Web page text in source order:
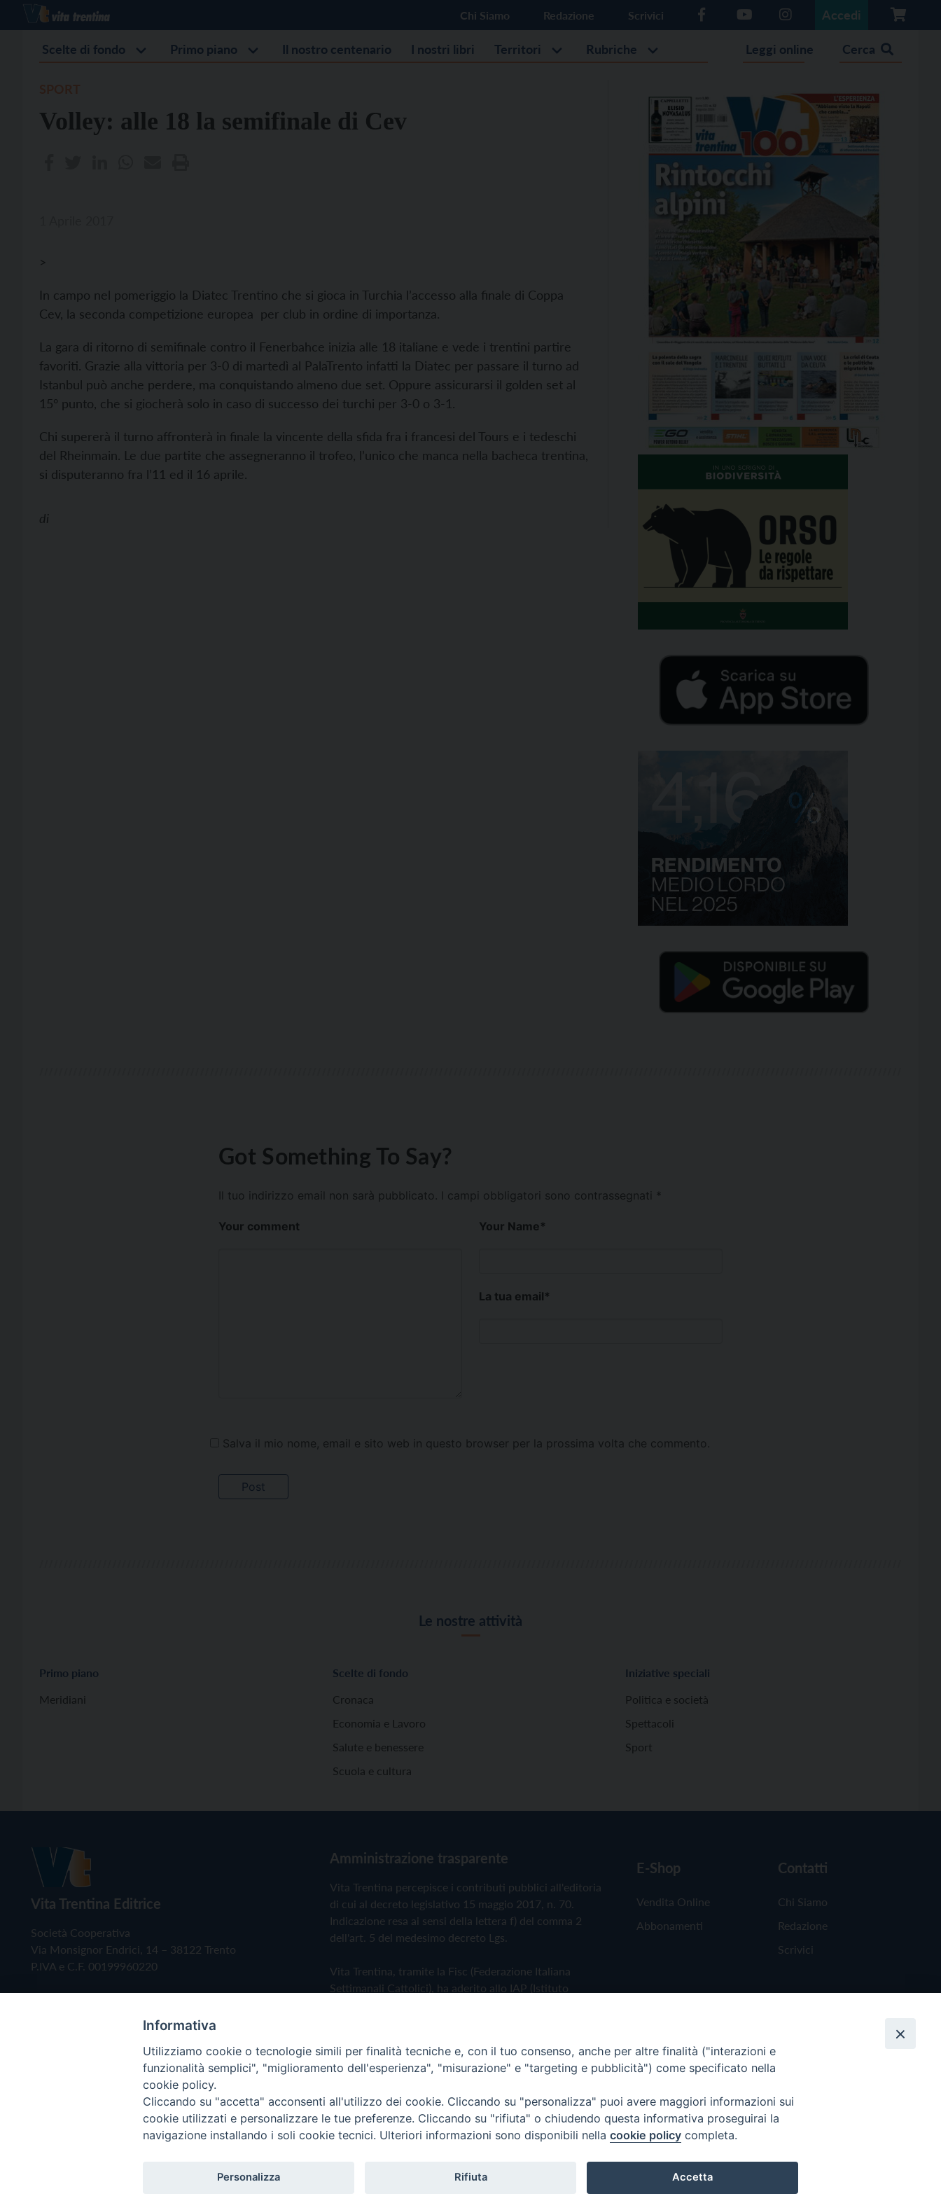
Chi Siamo Redazione Scrivici Accedi
Scelte di fondo Primo piano Il nostro centenario I nostri libri Territori Rubriche Leggi online Cerca
Volley: alle 18 la semifinale di Cev
>
In campo nel pomeriggio la Diatec Trentino che si gioca in Turchia l’accesso alla finale di Coppa
Cev, la seconda competizione europea per club in ordine di importanza.
La gara di ritorno di semifinale contro il Fenerbahce inizia alle 18 italiane e vede i trentini partire
favoriti. Grazie alla vittoria per 3-0 di martedì al PalaTrento infatti la Diatec per passare il turno ad
Istanbul può anche perdere, ma conquistando almeno due set. Oppure assicurarsi il golden set al
15° punto, che si giocherà solo in caso di successo dei turchi per 3-0 o 3-1.
Chi supererà il turno affronterà in finale la vincente della sfida fra i francesi del Tours e i tedeschi
del Rheinmain. Le due partite che assegneranno il trofeo, l’unico che manca nella bacheca trentina,
si disputeranno fra l’11 ed il 16 aprile.
di
Got Something To Say?
Il tuo indirizzo email non sarà pubblicato. I campi obbligatori sono contrassegnati *
Your comment Your Name*
La tua email*
Salva il mio nome, email e sito web in questo browser per la prossima volta che commento.
Le nostre attività
Primo piano
Meridiani
Scelte di fondo
Cronaca
Economia e Lavoro
Salute e benessere
Scuola e cultura
Iniziative speciali
Politica e società
Spettacoli
Sport
Vita Trentina Editrice
Società Cooperativa
Via Monsignor Endrici, 14 – 38122 Trento
P.IVA e C.F. 00199960220
Amministrazione trasparente
Vita Trentina percepisce i contributi pubblici all'editoria
di cui al decreto legislativo 15 maggio 2017, n. 70.
Indicazione resa ai sensi della lettera f) del comma 2
dell'art. 5 del medesimo decreto Lgs.
Vita Trentina, tramite la Fisc (Federazione Italiana
Settimanali Cattolici), ha aderito allo IAP (Istituto
Privacy Policy Cookie Policy
E-Shop
Vendita Online
Abbonamenti
Contatti
Chi Siamo
Redazione
Scrivici
Copyright © 2019 - Tutti i diritti riservati - Vita Trentina Editrice
Informativa
Utilizziamo cookie o tecnologie simili per finalità tecniche e, con il tuo consenso, anche per altre finalità ("interazioni e
funzionalità semplici", "miglioramento dell'esperienza", "misurazione" e "targeting e pubblicità") come specificato nella
cookie policy.
Cliccando su "accetta" acconsenti all'utilizzo dei cookie. Cliccando su "personalizza" puoi avere maggiori informazioni sui
cookie utilizzati e personalizzare le tue preferenze. Cliccando su "rifiuta" o chiudendo questa informativa proseguirai la
navigazione installando i soli cookie tecnici. Ulteriori informazioni sono disponibili nella cookie policy completa.
Personalizza Rifiuta Accetta